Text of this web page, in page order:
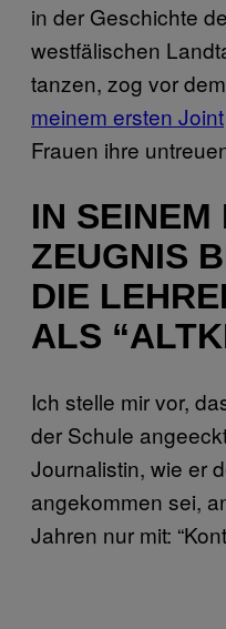
in der Geschichte
westfälischen
tanzen, zog vor
meinem ersten Joint
Frauen ihre
IN SEINEM
ZEUGNIS
DIE
ALS
Ich stelle mir vor,
der Schule
Journalistin, wie er
angekommen sei,
Jahren nur mit: